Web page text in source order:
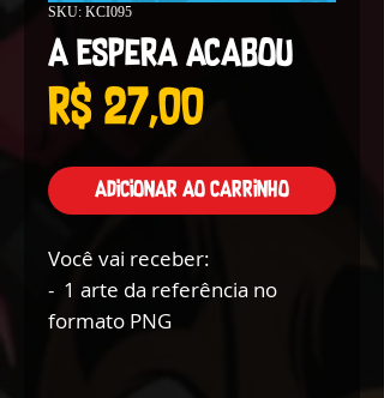
SKU: KCI095
A Espera Acabou
R$ 27,00Preço
Adicionar ao carrinho
Você vai receber:
- 1 arte da referência no
formato PNG